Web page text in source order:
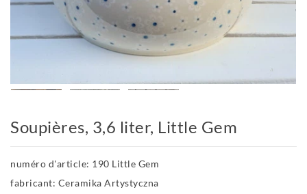
Soupières, 3,6 liter, Little Gem
numéro d'article: 190 Little Gem
fabricant: Ceramika Artystyczna